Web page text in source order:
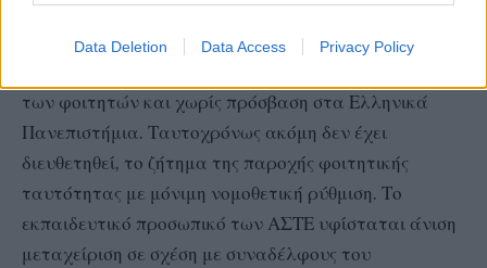
Data Deletion Data Access Privacy Policy
αποκατάσταση τους. Με ευθύνη των Υπουργείων
Παιδείας και Τουρισμού οι σχολές είναι
των φοιτητών και χωρίς πρόσβαση στα Ελληνικά
Πανεπιστήμια. Ταυτοχρόνως ακόμη δεν έχει
διευθετηθεί, το ζήτημα της παροχής φοιτητικής
ταυτότητας με μόνιμη νομοθετική ρύθμιση. Το
εκπαιδευτικό προσωπικό των ΑΣΤΕ υφίσταται άνιση
μεταχείριση σε σχέση με συναδέλφους του